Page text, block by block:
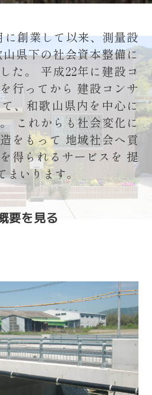
に創業して以来、測量設
県下の社会資本整備に
た。
平成22年に建設コ
行ってから 建設コンサ
、和歌山県内を中心に
これからも社会変化に
をもって地域社会へ貢
得られるサービスを 提
まいります。
要を見る